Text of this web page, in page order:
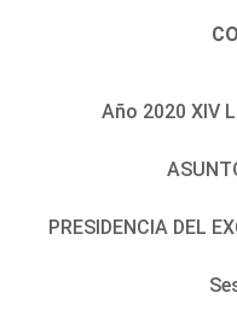
Año 2020 XIV
PRESIDENCIA DEL